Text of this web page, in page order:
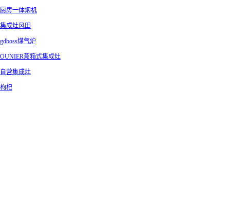
厨房一体烟机
集成灶风田
gdboss煤气炉
OUNIER蒸箱式集成灶
自营集成灶
枸杞